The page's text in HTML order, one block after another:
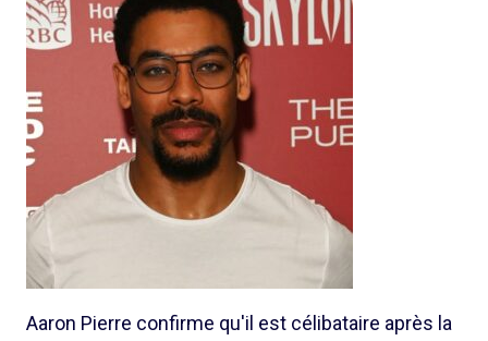
Aaron Pierre confirme qu'il est célibataire après la